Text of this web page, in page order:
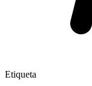
Etiqueta